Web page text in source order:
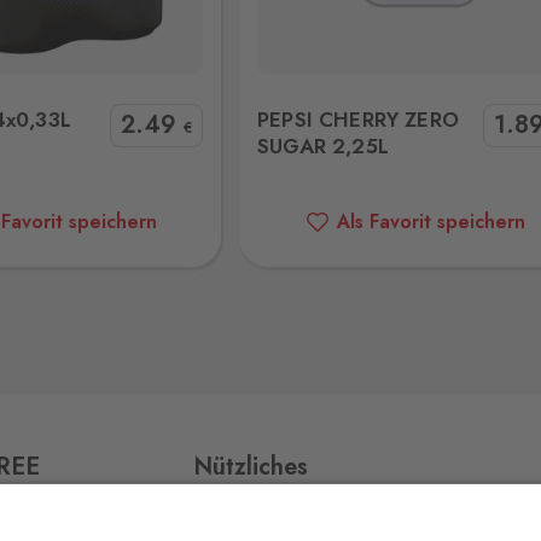
172 Stk.
2.49 €
speichern
PEPSI CHERRY ZERO
SUGAR 2,25L
1
Als Favorit speichern
Nützliches